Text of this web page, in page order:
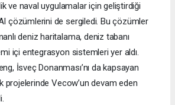
ve naval uygulamalar için geliştirdiği
çözümlerini de sergiledi. Bu çözümler
deniz haritalama, deniz tabanı
içi entegrasyon sistemleri yer aldı.
İsveç Donanması’nı da kapsayan
projelerinde Vecow’un devam eden